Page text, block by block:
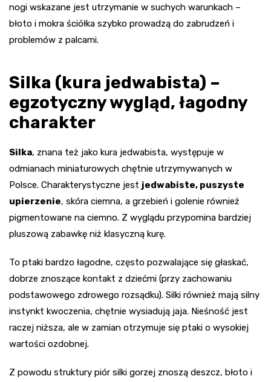
nogi wskazane jest utrzymanie w suchych warunkach –
błoto i mokra ściółka szybko prowadzą do zabrudzeń i
problemów z palcami.
Silka (kura jedwabista) –
egzotyczny wygląd, łagodny
charakter
Silka, znana też jako kura jedwabista, występuje w
odmianach miniaturowych chętnie utrzymywanych w
Polsce. Charakterystyczne jest jedwabiste, puszyste
upierzenie, skóra ciemna, a grzebień i golenie również
pigmentowane na ciemno. Z wyglądu przypomina bardziej
pluszową zabawkę niż klasyczną kurę.
To ptaki bardzo łagodne, często pozwalające się głaskać,
dobrze znoszące kontakt z dziećmi (przy zachowaniu
podstawowego zdrowego rozsądku). Silki również mają silny
instynkt kwoczenia, chętnie wysiadują jaja. Nieśność jest
raczej niższa, ale w zamian otrzymuje się ptaki o wysokiej
wartości ozdobnej.
Z powodu struktury piór silki gorzej znoszą deszcz, błoto i